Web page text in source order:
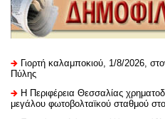
Γιορτή καλαμποκιού, 1/8/2026,
Πύλης
H Περιφέρεια Θεσσαλίας
μεγάλου φωτοβολταϊκού σταθμού